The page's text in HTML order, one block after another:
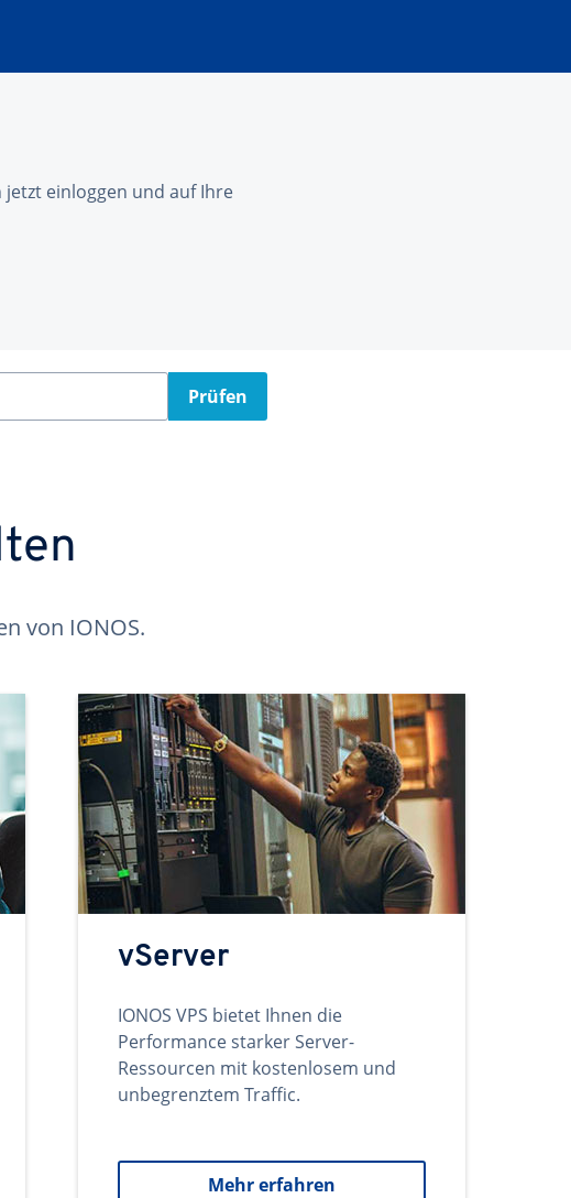
jetzt einloggen und auf Ihre
Prüfen
von IONOS.
vServer
IONOS VPS bietet Ihnen die
Performance starker Server-
Ressourcen mit kostenlosem und
unbegrenztem Traffic.
Mehr erfahren